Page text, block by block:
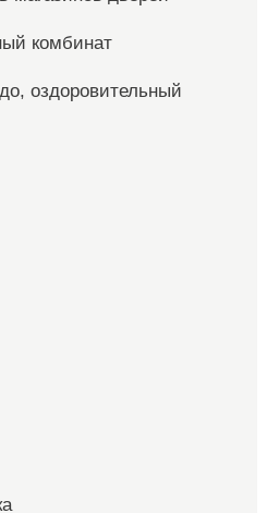
комбинат
оздоровительный